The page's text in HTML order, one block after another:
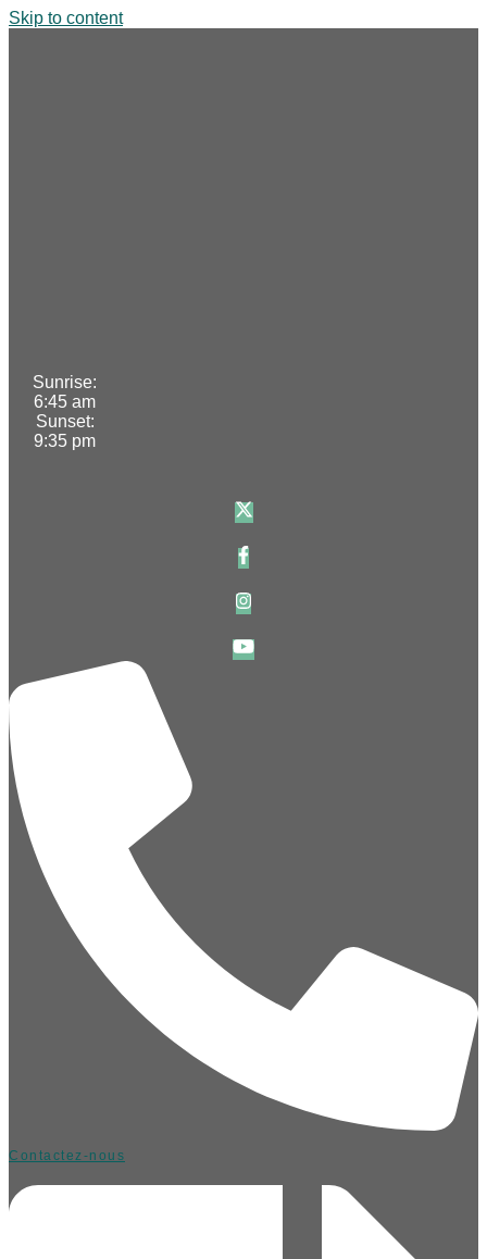
Skip to content
Sunrise:
6:45 am
Sunset:
9:35 pm
Contactez-nous